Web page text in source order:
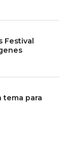
Festival
tema para